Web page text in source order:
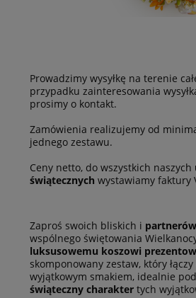
Prowadzimy wysyłkę na terenie
przypadku zainteresowania
prosimy o kontakt.
Zamówienia realizujemy od
jednego zestawu.
Ceny netto, do wszystkich naszych
świątecznych wystawiamy faktury
Zaproś swoich bliskich i
wspólnego świętowania
luksusowemu koszowi
skomponowany zestaw, który
wyjątkowym smakiem, idealnie
świąteczny charakter tych